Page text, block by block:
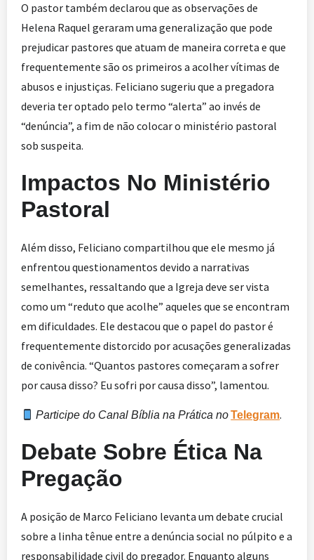
O pastor também declarou que as observações de
Helena Raquel geraram uma generalização que pode
prejudicar pastores que atuam de maneira correta e que
frequentemente são os primeiros a acolher vítimas de
abusos e injustiças. Feliciano sugeriu que a pregadora
deveria ter optado pelo termo “alerta” ao invés de
“denúncia”, a fim de não colocar o ministério pastoral
sob suspeita.
Impactos No Ministério
Pastoral
Além disso, Feliciano compartilhou que ele mesmo já
enfrentou questionamentos devido a narrativas
semelhantes, ressaltando que a Igreja deve ser vista
como um “reduto que acolhe” aqueles que se encontram
em dificuldades. Ele destacou que o papel do pastor é
frequentemente distorcido por acusações generalizadas
de conivência. “Quantos pastores começaram a sofrer
por causa disso? Eu sofri por causa disso”, lamentou.
Participe do Canal Bíblia na Prática noTelegram.
Debate Sobre Ética Na
Pregação
A posição de Marco Feliciano levanta um debate crucial
sobre a linha tênue entre a denúncia social no púlpito e a
responsabilidade civil do pregador. Enquanto alguns